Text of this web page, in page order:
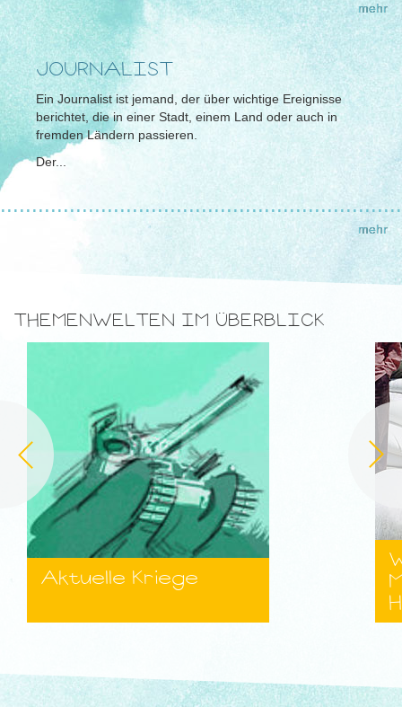
mehr
JOURNALIST
Ein Journalist ist jemand, der über wichtige Ereignisse
berichtet, die in einer Stadt, einem Land oder auch in
fremden Ländern passieren.
Der...
mehr
THEMENWELTEN IM ÜBERBLICK
Aktuelle Kriege